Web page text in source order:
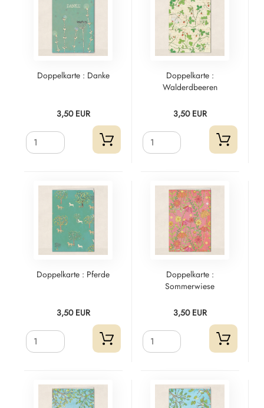
Doppelkarte : Danke
3,50 EUR
Doppelkarte :
Walderdbeeren
3,50 EUR
Doppelkarte : Pferde
3,50 EUR
Doppelkarte :
Sommerwiese
3,50 EUR